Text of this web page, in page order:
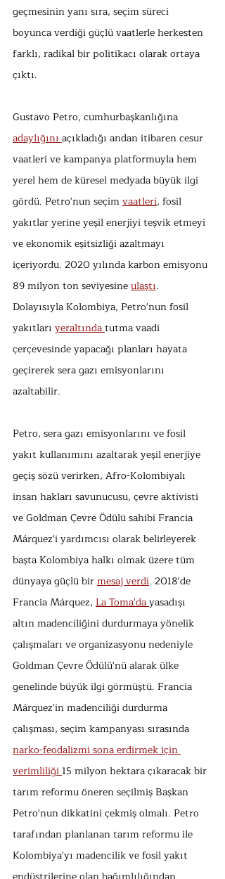
geçmesinin yanı sıra, seçim süreci
boyunca verdiği güçlü vaatlerle herkesten
farklı, radikal bir politikacı olarak ortaya
çıktı.
Gustavo Petro, cumhurbaşkanlığına
adaylığını açıkladığı andan itibaren cesur
vaatleri ve kampanya platformuyla hem
yerel hem de küresel medyada büyük ilgi
gördü. Petro'nun seçim vaatleri, fosil
yakıtlar yerine yeşil enerjiyi teşvik etmeyi
ve ekonomik eşitsizliği azaltmayı
içeriyordu. 2020 yılında karbon emisyonu
89 milyon ton seviyesine ulaştı.
Dolayısıyla Kolombiya, Petro'nun fosil
yakıtları yeraltında tutma vaadi
çerçevesinde yapacağı planları hayata
geçirerek sera gazı emisyonlarını
azaltabilir.
Petro, sera gazı emisyonlarını ve fosil
yakıt kullanımını azaltarak yeşil enerjiye
geçiş sözü verirken, Afro-Kolombiyalı
insan hakları savunucusu, çevre aktivisti
ve Goldman Çevre Ödülü sahibi Francia
Márquez'i yardımcısı olarak belirleyerek
başta Kolombiya halkı olmak üzere tüm
dünyaya güçlü bir mesaj verdi. 2018'de
Francia Márquez, La Toma'da yasadışı
altın madenciliğini durdurmaya yönelik
çalışmaları ve organizasyonu nedeniyle
Goldman Çevre Ödülü'nü alarak ülke
genelinde büyük ilgi görmüştü. Francia
Márquez'in madenciliği durdurma
çalışması, seçim kampanyası sırasında
narko-feodalizmi sona erdirmek için
verimliliği 15 milyon hektara çıkaracak bir
tarım reformu öneren seçilmiş Başkan
Petro'nun dikkatini çekmiş olmalı. Petro
tarafından planlanan tarım reformu ile
Kolombiya'yı madencilik ve fosil yakıt